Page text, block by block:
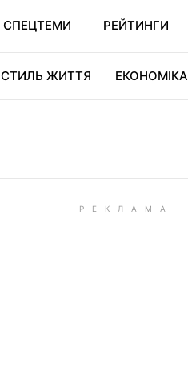
СПЕЦТЕМИ РЕЙТИНГИ
СТИЛЬ ЖИТТЯ ЕКОНОМІКА